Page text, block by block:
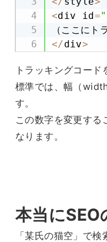
<div id=
</div>
トラッキングコード
標準では、幅（
す。
この数字を変更する
なります。
本当にSEO
「某氏の猫空」で